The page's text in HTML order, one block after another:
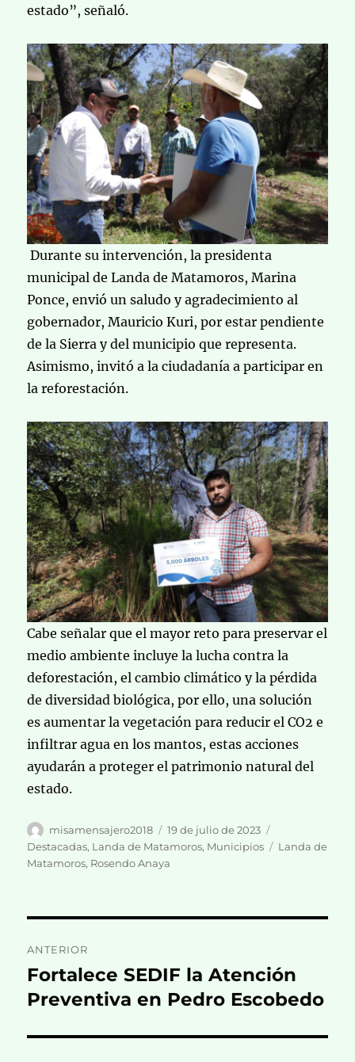
estado”, señaló.
Durante su intervención, la presidenta
municipal de Landa de Matamoros, Marina
Ponce, envió un saludo y agradecimiento al
gobernador, Mauricio Kuri, por estar pendiente
de la Sierra y del municipio que representa.
Asimismo, invitó a la ciudadanía a participar en
la reforestación.
Cabe señalar que el mayor reto para preservar el
medio ambiente incluye la lucha contra la
deforestación, el cambio climático y la pérdida
de diversidad biológica, por ello, una solución
es aumentar la vegetación para reducir el CO2 e
infiltrar agua en los mantos, estas acciones
ayudarán a proteger el patrimonio natural del
estado.
Autor
misamensajero2018
Publicado
el
19 de julio de 2023
Destacadas, Landa de Matamoros, Municipios Etiquetas
Landa de
Matamoros, Rosendo Anaya
de
entradas
ANTERIOR
Entrada
anterior:
Fortalece SEDIF la Atención
Preventiva en Pedro Escobedo